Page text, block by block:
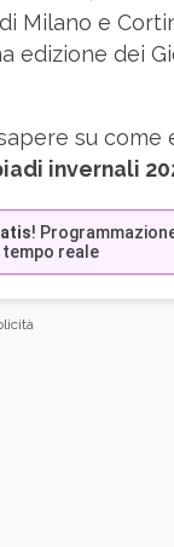
Milano e
edizione dei
su come
invernali
!
reale